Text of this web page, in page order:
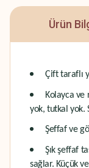
Ürün
Çift taraflı
Kolayca ve
yok, tutkal yok.
Şeffaf ve
Şık şeffaf
sağlar. Küçük